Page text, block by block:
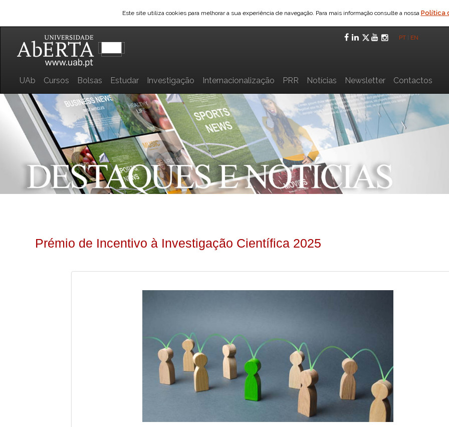
Este site utiliza cookies para melhorar a sua experiência de navegação. Para mais informação consulte a nossa Política
Facebook
LinkedIn
Twitter
YouTube
PT EN
UAb Cursos Bolsas Estudar Investigação Internacionalização PRR Notícias Newsletter Contactos
Prémio de Incentivo à Investigação Científica 2025